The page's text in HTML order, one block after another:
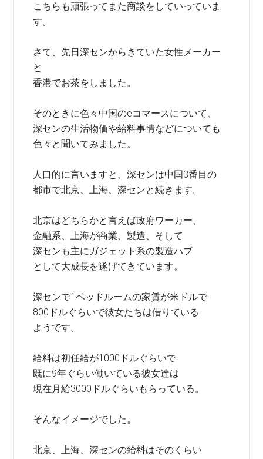
こちらも頑張ってまた商談をしていっていま
す。
さて、先日深センからきていた女性メーカー
と
香港でお茶をしました。
そのときに色々中国のeコマースについて、
深センの生活物価や給料事情などについても
色々と聞いてみました。
人口的に言いますと、深センは中国3番目の
都市で北京、上海、深センと続きます。
北京はどちらかと言えば政府ワーカー、
金融系、上海が商業、製造、そして
深センも主にガジェット系の製造ハブ
として大成長を遂げてきています。
深センで1ベッドルームの家賃が米ドルで
800ドルぐらいで彼女たちは借りている
ようです。
給料は初任給が1000ドルぐらいで
既に9年ぐらい働いている彼女達は
現在月給3000ドルぐらいもらっている。
そんなイメージでした。
北京、上海、深センの給料はそのくらい